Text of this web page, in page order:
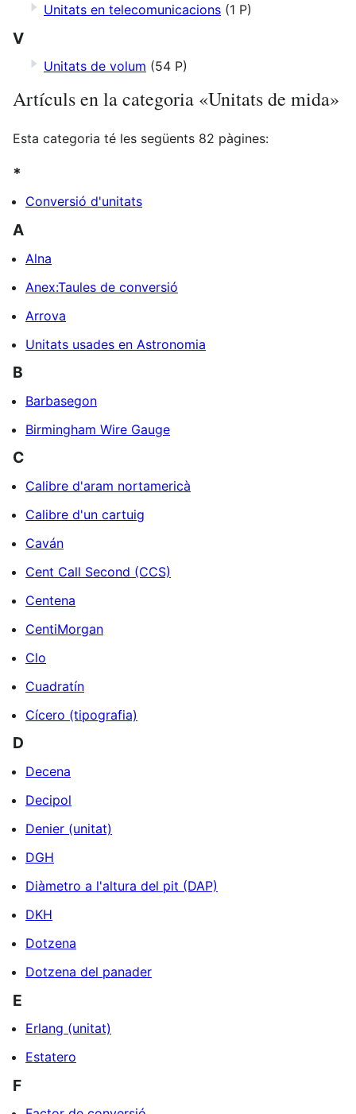
Unitats en telecomunicacions (1 P)
V
Unitats de volum (54 P)
Artículs en la categoria «Unitats de mida»
Esta categoria té les següents 82 pàgines:
*
Conversió d'unitats
A
Alna
Anex:Taules de conversió
Arrova
Unitats usades en Astronomia
B
Barbasegon
Birmingham Wire Gauge
C
Calibre d'aram nortamericà
Calibre d'un cartuig
Caván
Cent Call Second (CCS)
Centena
CentiMorgan
Clo
Cuadratín
Cícero (tipografia)
D
Decena
Decipol
Denier (unitat)
DGH
Diàmetro a l'altura del pit (DAP)
DKH
Dotzena
Dotzena del panader
E
Erlang (unitat)
Estatero
F